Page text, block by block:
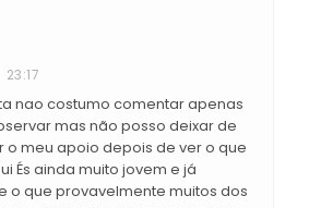
23:17
nao costumo comentar apenas
mas não posso deixar de
o meu apoio depois de ver o que
És ainda muito jovem e já
o que provavelmente muitos dos